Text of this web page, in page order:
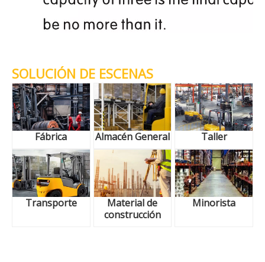
SOLUCIÓN DE ESCENAS
Fábrica Almacén General Taller
Transporte
Material de
construcción
Minorista